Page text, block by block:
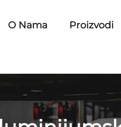
O Nama Proizvodi